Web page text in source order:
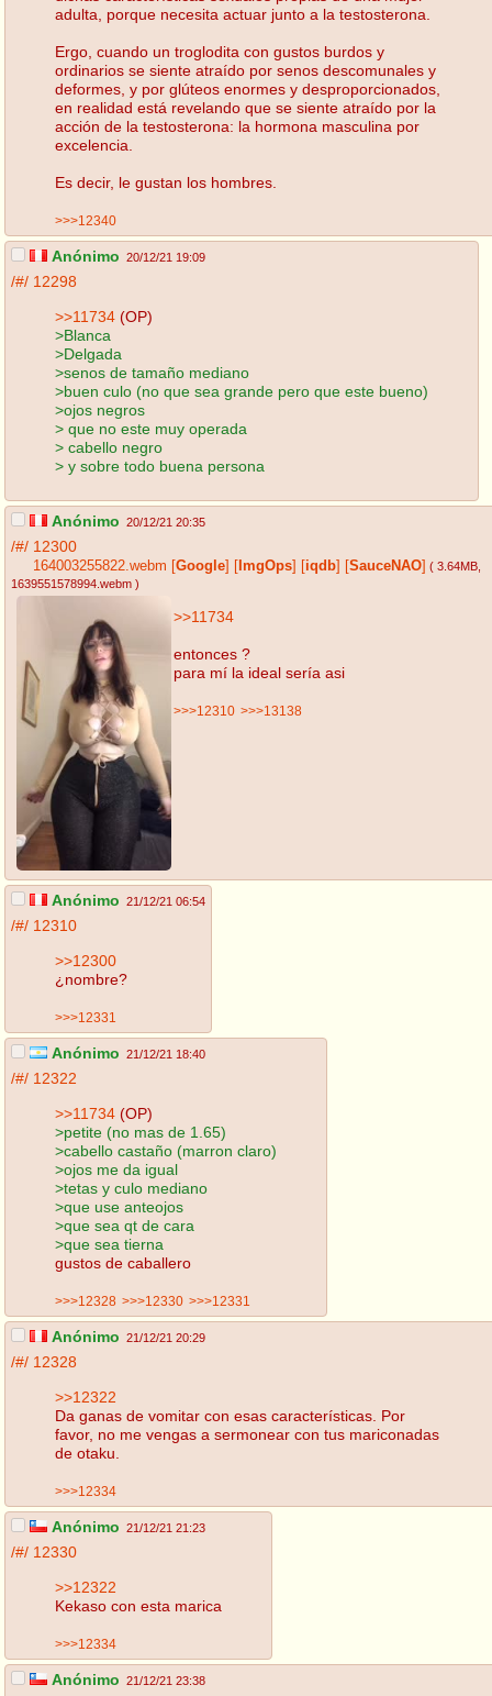
adulta, porque necesita actuar junto a la testosterona.
Ergo, cuando un troglodita con gustos burdos y
ordinarios se siente atraído por senos descomunales y
deformes, y por glúteos enormes y desproporcionados,
en realidad está revelando que se siente atraído por la
acción de la testosterona: la hormona masculina por
excelencia.
Es decir, le gustan los hombres.
>>>12340
Anónimo 20/12/21 19:09
/#/ 12298
>>11734 (OP)
>Blanca
>Delgada
>senos de tamaño mediano
>buen culo (no que sea grande pero que este bueno)
>ojos negros
> que no este muy operada
> cabello negro
> y sobre todo buena persona
Anónimo 20/12/21 20:35
/#/ 12300
164003255822.webm Google ImgOps iqdb SauceNAO ( 3.64MB
1639551578994.webm )
>>11734
entonces ?
para mí la ideal sería asi
>>>12310 >>>13138
Anónimo 21/12/21 06:54
/#/ 12310
>>12300
¿nombre?
>>>12331
Anónimo 21/12/21 18:40
/#/ 12322
>>11734 (OP)
>petite (no mas de 1.65)
>cabello castaño (marron claro)
>ojos me da igual
>tetas y culo mediano
>que use anteojos
>que sea qt de cara
>que sea tierna
gustos de caballero
>>>12328 >>>12330 >>>12331
Anónimo 21/12/21 20:29
/#/ 12328
>>12322
Da ganas de vomitar con esas características. Por
favor, no me vengas a sermonear con tus mariconadas
de otaku.
>>>12334
Anónimo 21/12/21 21:23
/#/ 12330
>>12322
Kekaso con esta marica
>>>12334
Anónimo 21/12/21 23:38